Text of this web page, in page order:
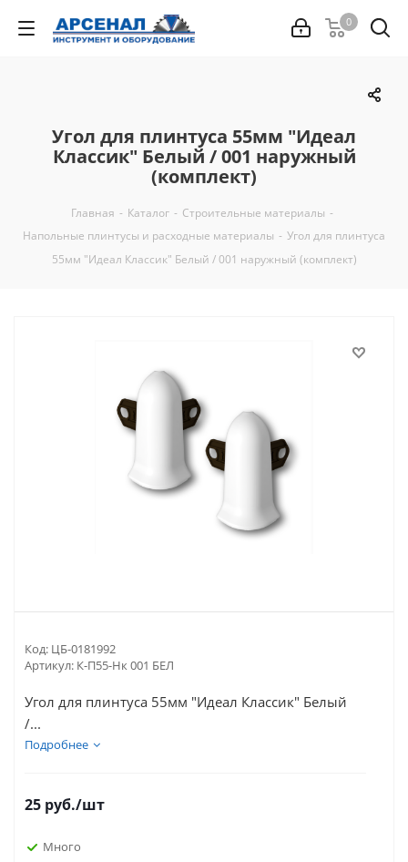
0
Угол для плинтуса 55мм "Идеал
Классик" Белый / 001 наружный
(комплект)
Главная - Каталог - Строительные материалы -
Напольные плинтусы и расходные материалы - Угол для плинтуса
55мм "Идеал Классик" Белый / 001 наружный (комплект)
Код: ЦБ-0181992
Артикул: К-П55-Нк 001 БЕЛ
Угол для плинтуса 55мм "Идеал Классик" Белый
/...
Подробнее
25 руб./шт
Много